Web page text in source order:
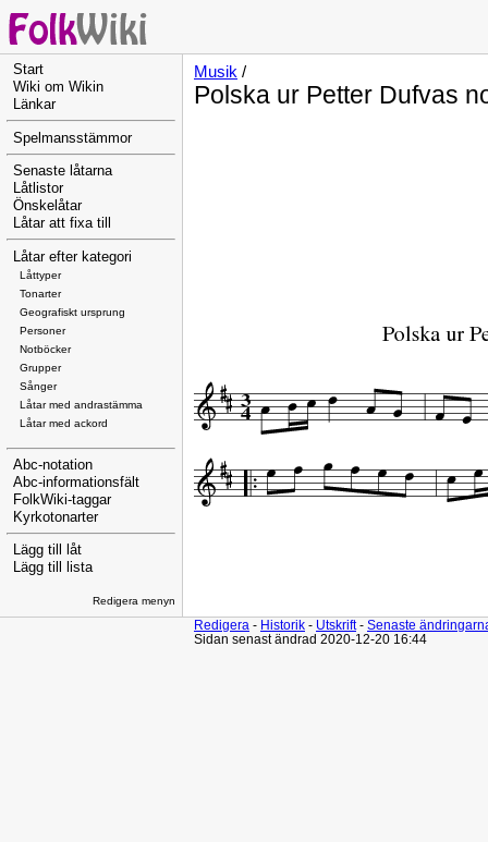
Start
Wiki om Wikin
Länkar
Spelmansstämmor
Senaste låtarna
Låtlistor
Önskelåtar
Låtar att fixa till
Låtar efter kategori
Låttyper
Tonarter
Geografiskt ursprung
Personer
Notböcker
Grupper
Sånger
Låtar med andrastämma
Låtar med ackord
Abc-notation
Abc-informationsfält
FolkWiki-taggar
Kyrkotonarter
Lägg till låt
Lägg till lista
Redigera menyn
Musik /
Polska ur Petter Dufvas
Redigera - Historik - Utskrift- Senaste
Sidan senast ändrad 2020-12-20 16:44